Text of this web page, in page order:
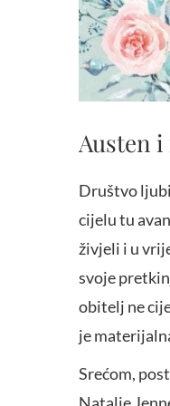
Austen
Društvo
cijelu tu
živjeli i u
svoje
obitelj ne
je
Srećom,